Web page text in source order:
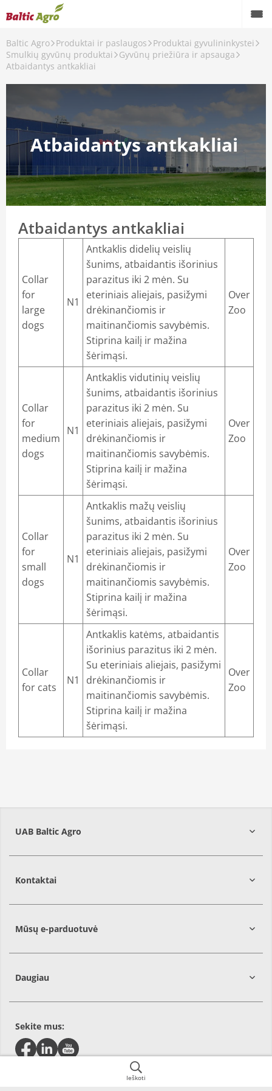
Ieškoti
Baltic Agro Produktai ir paslaugos
Produktai gyvulininkystei
Smulkių gyvūnų produktai
Gyvūnų priežiūra ir apsauga
Atbaidantys antkakliai
Atbaidantys antkakliai
Atbaidantys antkakliai
Collar
for
large
dogs
N1
Antkaklis didelių veislių
šunims, atbaidantis išorinius
parazitus iki 2 mėn. Su
eteriniais aliejais, pasižymi
drėkinančiomis ir
maitinančiomis savybėmis.
Stiprina kailį ir mažina
šėrimąsi.
Over
Zoo
Collar
for
medium
dogs
N1
Antkaklis vidutinių veislių
šunims, atbaidantis išorinius
parazitus iki 2 mėn. Su
eteriniais aliejais, pasižymi
drėkinančiomis ir
maitinančiomis savybėmis.
Stiprina kailį ir mažina
šėrimąsi.
Over
Zoo
Collar
for
small
dogs
N1
Antkaklis mažų veislių
šunims, atbaidantis išorinius
parazitus iki 2 mėn. Su
eteriniais aliejais, pasižymi
drėkinančiomis ir
maitinančiomis savybėmis.
Stiprina kailį ir mažina
šėrimąsi.
Over
Zoo
Collar
for cats
N1
Antkaklis katėms, atbaidantis
išorinius parazitus iki 2 mėn.
Su eteriniais aliejais, pasižymi
drėkinančiomis ir
maitinančiomis savybėmis.
Stiprina kailį ir mažina
šėrimąsi.
Over
Zoo
UAB Baltic Agro
Kontaktai
Mūsų e-parduotuvė
Daugiau
Sekite mus:
preparatai
preparatai
hormoniniai preparatai
medžiagomis. Vitaminų deriniai